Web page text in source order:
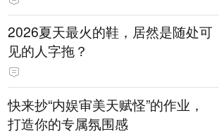
2026夏天最火的鞋，居然是随处可
见的人字拖？
快来抄“内娱审美天赋怪”的作业，
打造你的专属氛围感